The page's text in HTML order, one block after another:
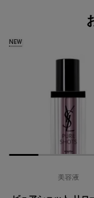
NEW
美容液